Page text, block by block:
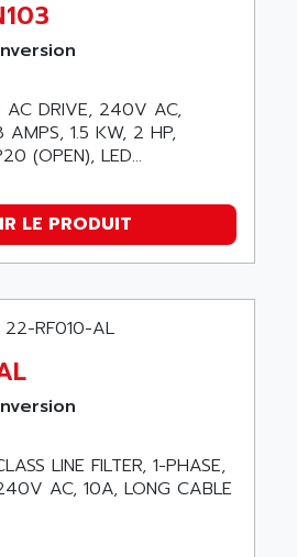
641
1200
PANEL
CREYSSENSAC
AC DRIVE, 240V AC,
AMPS, 1.5 KW, 2 HP,
(OPEN), LED...
LE PRODUIT
LINE FILTER, 1-PHASE,
AC, 10A, LONG CABLE